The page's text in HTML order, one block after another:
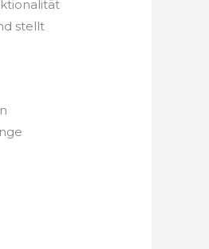
stellt